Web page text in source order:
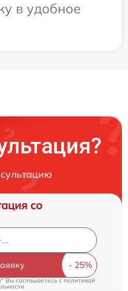
в удобное
со
Вы соглашаетесь cполитикой